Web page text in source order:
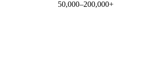
50,000–200,000+